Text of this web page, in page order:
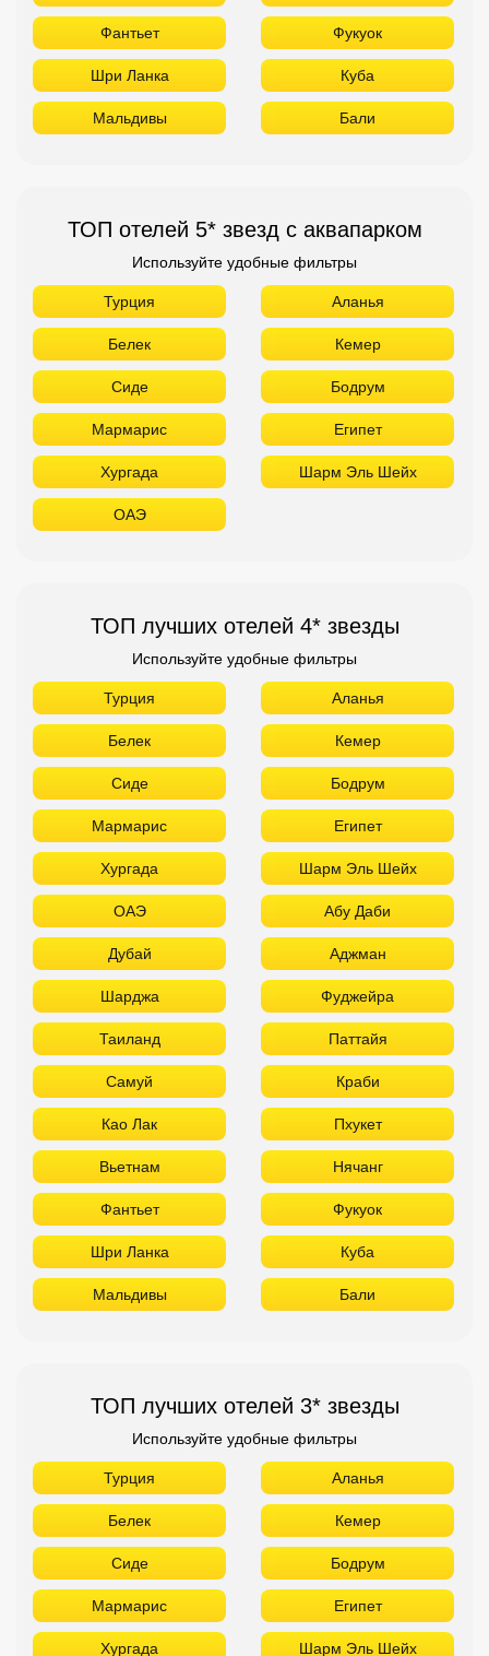
Фантьет Фукуок
Шри Ланка Куба
Мальдивы Бали
ТОП отелей 5* звезд с аквапарком
Используйте удобные фильтры
Турция Аланья
Белек Кемер
Сиде Бодрум
Мармарис Египет
Хургада Шарм Эль Шейх
ОАЭ
ТОП лучших отелей 4* звезды
Используйте удобные фильтры
Турция Аланья
Белек Кемер
Сиде Бодрум
Мармарис Египет
Хургада Шарм Эль Шейх
ОАЭ Абу Даби
Дубай Аджман
Шарджа Фуджейра
Таиланд Паттайя
Самуй Краби
Као Лак Пхукет
Вьетнам Нячанг
Фантьет Фукуок
Шри Ланка Куба
Мальдивы Бали
ТОП лучших отелей 3* звезды
Используйте удобные фильтры
Турция Аланья
Белек Кемер
Сиде Бодрум
Мармарис Египет
Хургада Шарм Эль Шейх